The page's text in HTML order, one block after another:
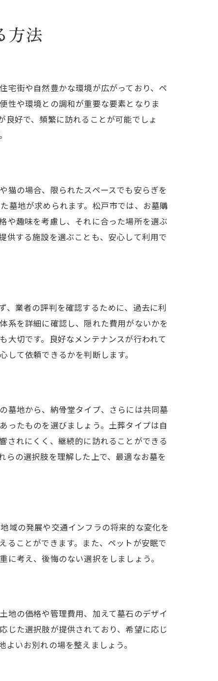
方法
宅街や自然豊かな環境が広がっており、ペ
性や環境との調和が重要な要素となりま
好で、頻繁に訪れることが可能でしょ
猫の場合、限られたスペースでも安らぎを
墓地が求められます。松戸市では、お墓購
や趣味を考慮し、それに合った場所を選ぶ
供する施設を選ぶことも、安心して利用で
、業者の評判を確認するために、過去に利
系を詳細に確認し、隠れた費用がないかを
大切です。良好なメンテナンスが行われて
て依頼できるかを判断します。
墓地から、納骨堂タイプ、さらには共同墓
ったものを選びましょう。土葬タイプは自
されにくく、継続的に訪れることができる
らの選択肢を理解した上で、最適なお墓を
域の発展や交通インフラの将来的な変化を
ることができます。また、ペットが安眠で
考え、後悔のない選択をしましょう。
地の価格や管理費用、加えて墓石のデザイ
じた選択肢が提供されており、希望に応じ
いお別れの場を整えましょう。